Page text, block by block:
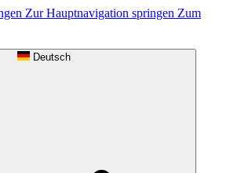
Zur Hauptnavigation springen Zum
Deutsch